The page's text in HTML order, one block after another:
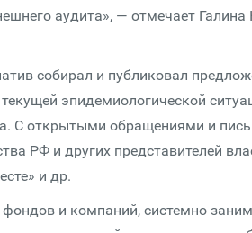
аудита», — отмечает Галина
собирал и публиковал
эпидемиологической
С открытыми обращениями и
РФ и других представителей
и др.
и компаний, системно